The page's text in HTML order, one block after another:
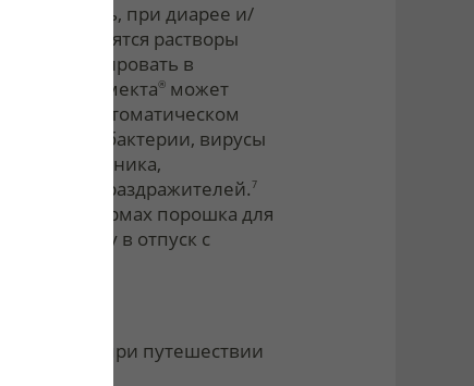
очередь, при диарее и/
понадобятся растворы
адсорбировать в
Смекта® может
и при симптоматическом
бактерии, вирусы
кишечника,
от раздражителей.7
формах порошка для
аптечку в отпуск с
при путешествии